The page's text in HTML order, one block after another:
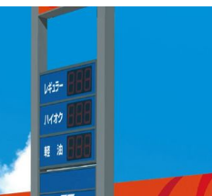
1日・1月2日